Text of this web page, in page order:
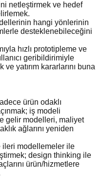
netleştirmek ve hedef
hangi yönlerinin
desteklenebileceğini
hızlı prototipleme ve
geribildirimiyle
yatırım kararlarını buna
ürün odaklı
iş modeli
gelir modelleri, maliyet
ağlarını yeniden
ileri modellemeler ile
design thinking ile
ürün/hizmetlere